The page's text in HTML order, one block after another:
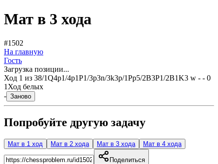
Мат в 3 хода
#1502
На главную
Гость
Загрузка позиции...
Ход 1 из 38/1Q4p1/4p1P1/3p3n/3k3p/1Pp5/2B3P1/2B1K3 w - - 0
1 Ход белых
- Заново
Попробуйте другую задачу
Мат в 1 ход Мат в 2 хода Мат в 3 хода Мат в 4 хода
Поделиться